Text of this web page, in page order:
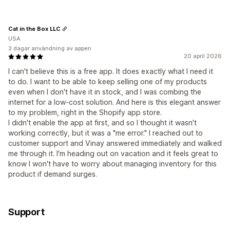
20 april 2026
I can't believe this is a free app. It does exactly what I need it
to do. I want to be able to keep selling one of my products
even when I don't have it in stock, and I was combing the
internet for a low-cost solution. And here is this elegant answer
to my problem, right in the Shopify app store.
I didn't enable the app at first, and so I thought it wasn't
working correctly, but it was a "me error." I reached out to
customer support and Vinay answered immediately and walked
me through it. I'm heading out on vacation and it feels great to
know I won't have to worry about managing inventory for this
product if demand surges.
Cat in the Box LLC
USA
3 dagar användning av appen
Support